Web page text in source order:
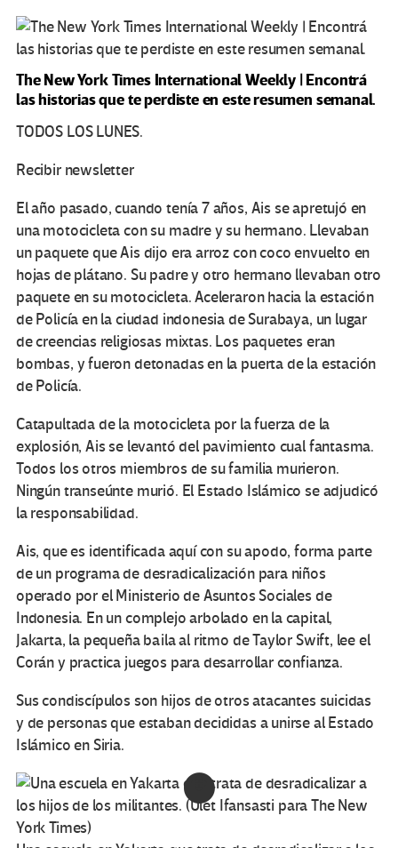
The New York Times International Weekly | Encontrá
las historias que te perdiste en este resumen semanal.
TODOS LOS LUNES.
Recibir newsletter
El año pasado, cuando tenía 7 años, Ais se apretujó en
una motocicleta con su madre y su hermano. Llevaban
un paquete que Ais dijo era arroz con coco envuelto en
hojas de plátano. Su padre y otro hermano llevaban otro
paquete en su motocicleta. Aceleraron hacia la estación
de Policía en la ciudad indonesia de Surabaya, un lugar
de creencias religiosas mixtas. Los paquetes eran
bombas, y fueron detonadas en la puerta de la estación
de Policía.
Catapultada de la motocicleta por la fuerza de la
explosión, Ais se levantó del pavimiento cual fantasma.
Todos los otros miembros de su familia murieron.
Ningún transeúnte murió. El Estado Islámico se adjudicó
la responsabilidad.
Ais, que es identificada aquí con su apodo, forma parte
de un programa de desradicalización para niños
operado por el Ministerio de Asuntos Sociales de
Indonesia. En un complejo arbolado en la capital,
Jakarta, la pequeña baila al ritmo de Taylor Swift, lee el
Corán y practica juegos para desarrollar confianza.
Sus condiscípulos son hijos de otros atacantes suicidas
y de personas que estaban decididas a unirse al Estado
Islámico en Siria.